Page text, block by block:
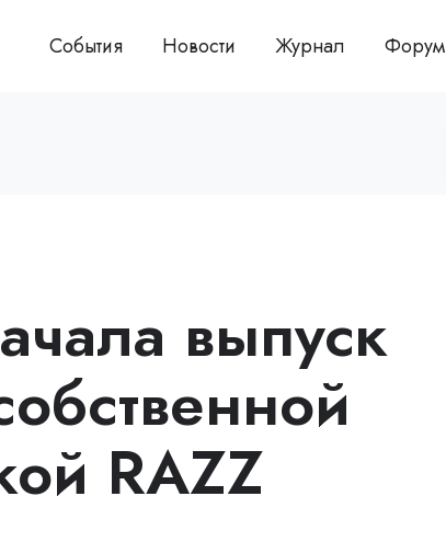
События Новости Журнал Форум
выпуск
RAZZ